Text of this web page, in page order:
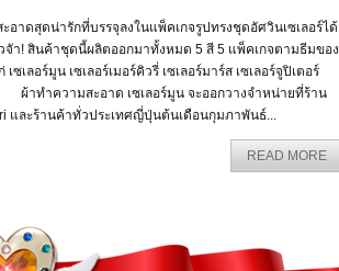
สุดน่ารักที่บรรจุลงในแพ็คเกจรูปทรงชุดอัศวินเซเลอร์ได้
จัา! สินค้าชุดนี้ผลิตออกมาทั้งหมด 5 สี 5 แพ็คเกจตามธีมของ
เซเลอร์มูน เซเลอร์เมอร์คิวรี่ เซเลอร์มาร์ส เซเลอร์จูปิเตอร์
าทำความสะอาด เซเลอร์มูน จะออกวางจำหน่ายที่ร้าน
และร้านค้าทั่วประเทศญี่ปุ่นต้นเดือนกุมภาพันธ์...
READ MORE